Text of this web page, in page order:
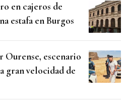
en cajeros de
estafa en Burgos
Ourense, escenario
gran velocidad de